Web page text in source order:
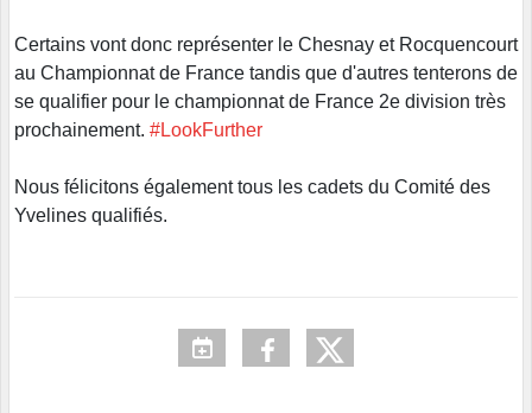
Certains vont donc représenter le Chesnay et Rocquencourt
au Championnat de France tandis que d'autres tenterons de
se qualifier pour le championnat de France 2e division très
prochainement. #LookFurther
Nous félicitons également tous les cadets du Comité des
Yvelines qualifiés.